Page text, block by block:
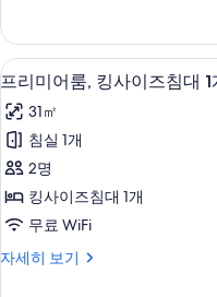
두
보
기
히
보
기
이
즈
침
대
개
사
진
모
스
위
트,
사
이
즈
침
대
개
자
프
리
미
어
룸,
킹
이
5
프리미어룸, 킹사이즈침대
31㎡
침실 1개
2명
킹사이즈침대 1개
무료 WiFi
자세히 보기
프